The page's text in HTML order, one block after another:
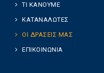
ΤΙ ΚΑΝΟΥΜΕ
ΚΑΤΑΝΑΛΩΤΕΣ
ΟΙ ΔΡΑΣΕΙΣ ΜΑΣ
ΕΠΙΚΟΙΝΩΝΙΑ